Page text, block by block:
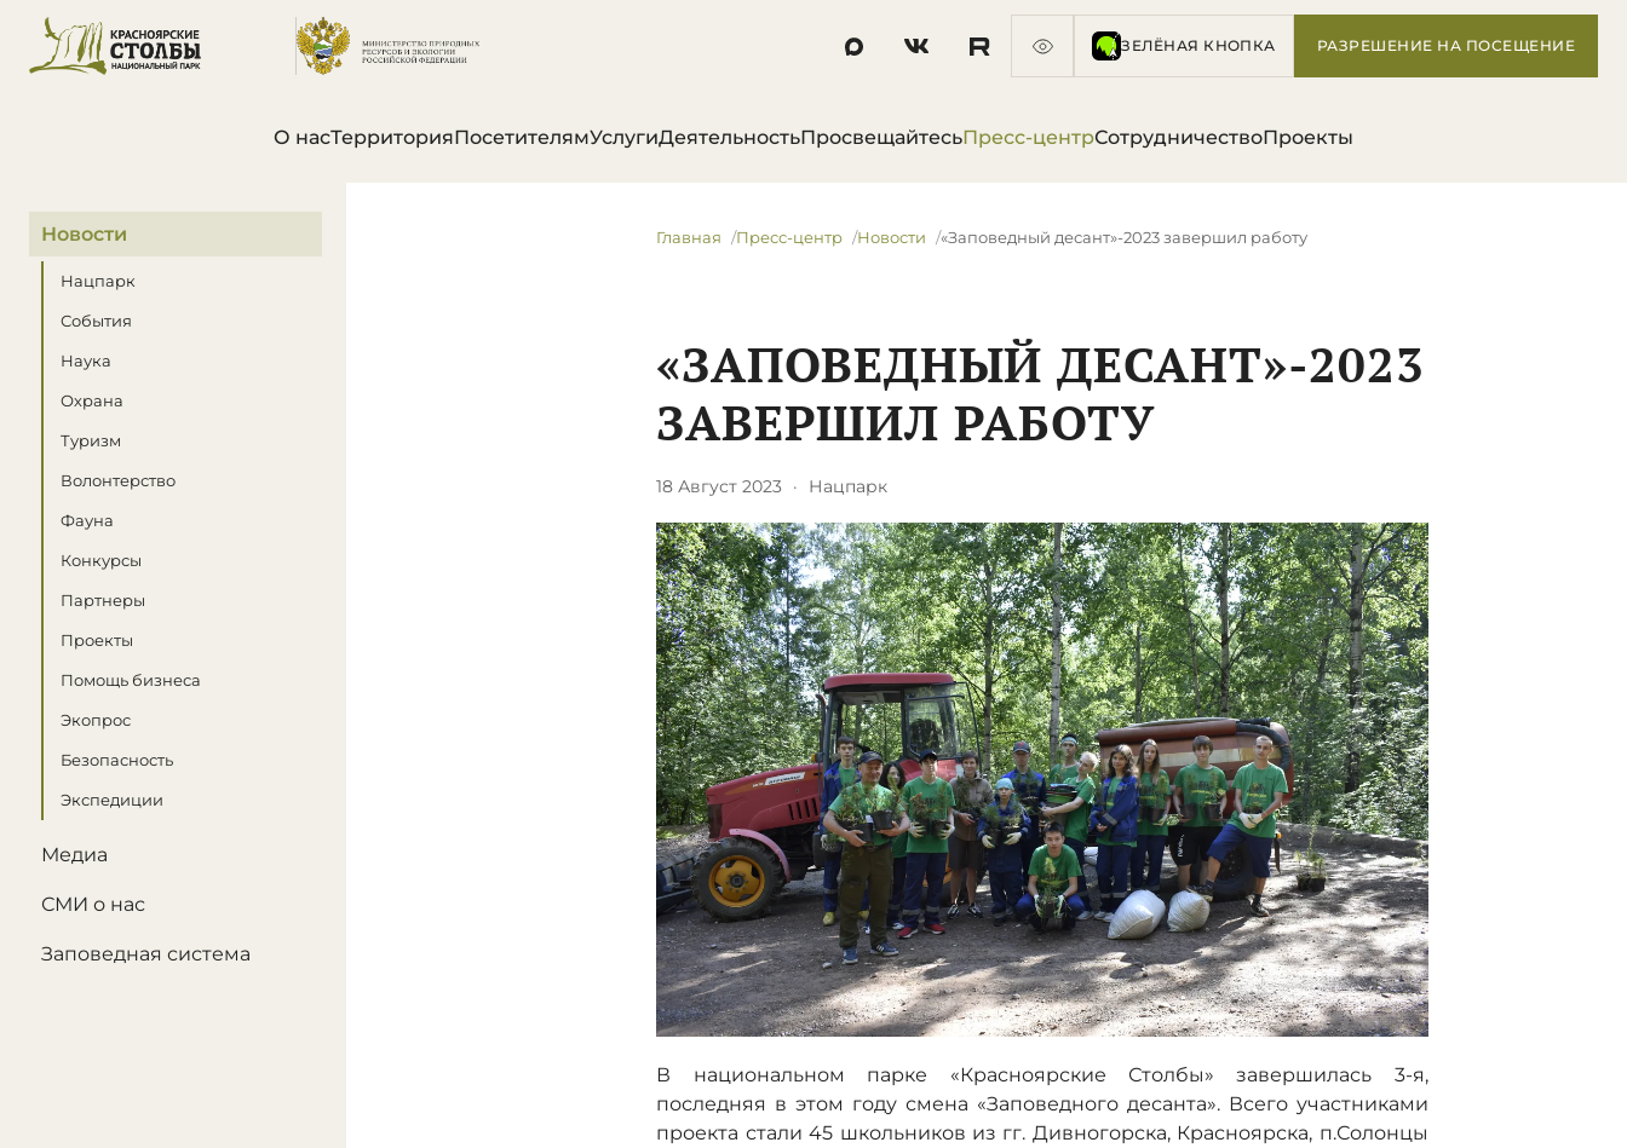
ЗЕЛЁНАЯ КНОПКА РАЗРЕШЕНИЕ НА ПОСЕЩЕНИЕ
О насТерриторияПосетителямУслугиДеятельностьПросвещайтесьПресс-центрСотрудничествоПроекты
В этом разделе
Новости
Нацпарк
События
Наука
Охрана
Туризм
Волонтерство
Фауна
Конкурсы
Партнеры
Проекты
Помощь бизнеса
Экопрос
Безопасность
Экспедиции
Медиа
СМИ о нас
Заповедная система
Главная Пресс-центр Новости «Заповедный десант»-2023 завершил работу
«ЗАПОВЕДНЫЙ ДЕСАНТ»-2023
ЗАВЕРШИЛ РАБОТУ
18 Август 2023 · Нацпарк
В национальном парке «Красноярские Столбы» завершилась 3-я,
последняя в этом году смена «Заповедного десанта». Всего участниками
проекта стали 45 школьников из гг. Дивногорска, Красноярска, п.Солонцы